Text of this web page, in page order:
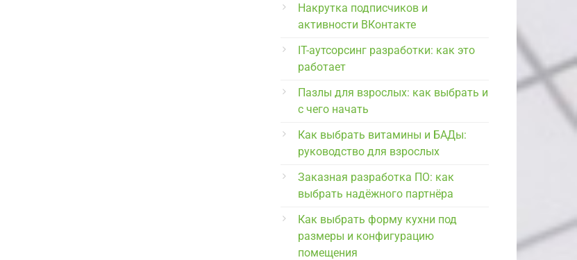
Накрутка подписчиков и
активности ВКонтакте
IT-аутсорсинг разработки: как это
работает
Пазлы для взрослых: как выбрать и
с чего начать
Как выбрать витамины и БАДы:
руководство для взрослых
Заказная разработка ПО: как
выбрать надёжного партнёра
Как выбрать форму кухни под
размеры и конфигурацию
помещения